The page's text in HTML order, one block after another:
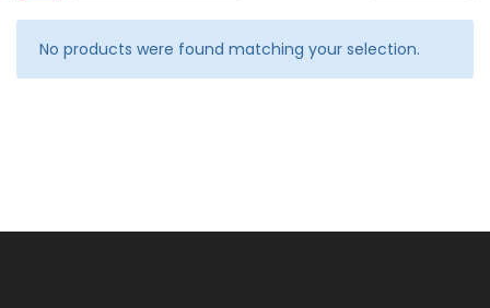
No products were found matching your selection.